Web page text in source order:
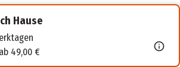
Hause
49,00 €